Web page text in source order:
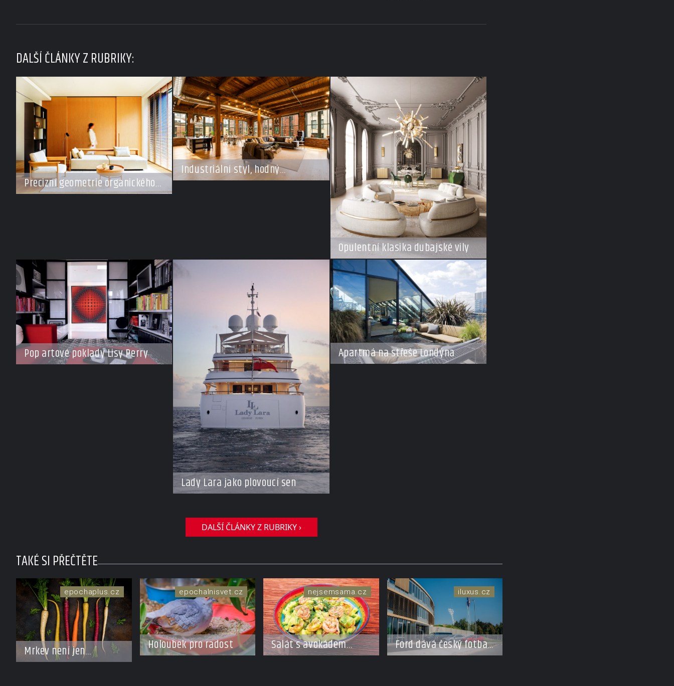
DALŠÍ ČLÁNKY Z RUBRIKY:
Precizní geometrie organického
klidu
Industriální styl, hodný
šampiona
Opulentní klasika dubajské vily
Pop artové poklady Lisy Perry
Lady Lara jako plovoucí sen
Apartmá na střeše Londýna
DALŠÍ ČLÁNKY Z RUBRIKY ›
TAKÉ SI PŘEČTĚTE
Mrkev není jen
oranžová. Její
epochaplus.cz
Holoubek pro radost
epochalnisvet.cz
Salát s avokádem
a krevetkami
nejsemsama.cz
Ford dává český fotbal
do pohybu. Stává se
iluxus.cz